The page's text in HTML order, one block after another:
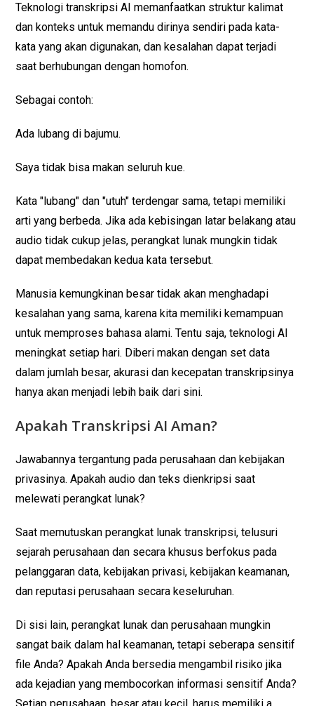
Teknologi transkripsi AI memanfaatkan struktur kalimat
dan konteks untuk memandu dirinya sendiri pada kata-
kata yang akan digunakan, dan kesalahan dapat terjadi
saat berhubungan dengan homofon.
Sebagai contoh:
Ada lubang di bajumu.
Saya tidak bisa makan seluruh kue.
Kata "lubang" dan "utuh" terdengar sama, tetapi memiliki
arti yang berbeda. Jika ada kebisingan latar belakang atau
audio tidak cukup jelas, perangkat lunak mungkin tidak
dapat membedakan kedua kata tersebut.
Manusia kemungkinan besar tidak akan menghadapi
kesalahan yang sama, karena kita memiliki kemampuan
untuk memproses bahasa alami. Tentu saja, teknologi AI
meningkat setiap hari. Diberi makan dengan set data
dalam jumlah besar, akurasi dan kecepatan transkripsinya
hanya akan menjadi lebih baik dari sini.
Apakah Transkripsi AI Aman?
Jawabannya tergantung pada perusahaan dan kebijakan
privasinya. Apakah audio dan teks dienkripsi saat
melewati perangkat lunak?
Saat memutuskan perangkat lunak transkripsi, telusuri
sejarah perusahaan dan secara khusus berfokus pada
pelanggaran data, kebijakan privasi, kebijakan keamanan,
dan reputasi perusahaan secara keseluruhan.
Di sisi lain, perangkat lunak dan perusahaan mungkin
sangat baik dalam hal keamanan, tetapi seberapa sensitif
file Anda? Apakah Anda bersedia mengambil risiko jika
ada kejadian yang membocorkan informasi sensitif Anda?